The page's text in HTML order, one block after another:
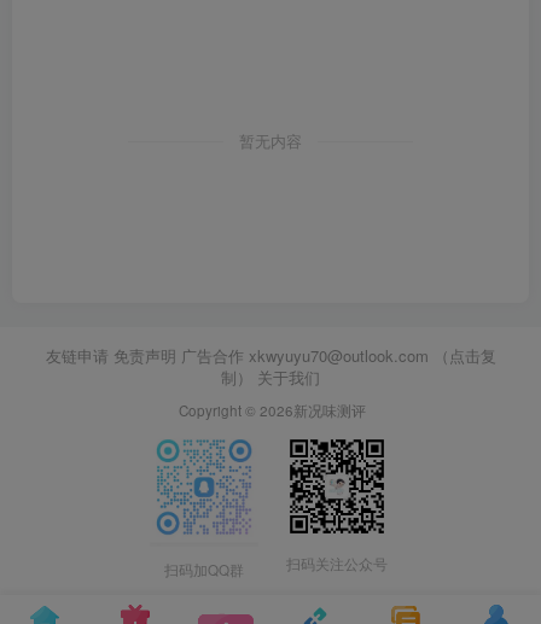
暂无内容
友链申请 免责声明 广告合作 xkwyuyu70@outlook.com （点击复
制） 关于我们
Copyright © 2026新况味测评
扫码加QQ群 扫码关注公众号